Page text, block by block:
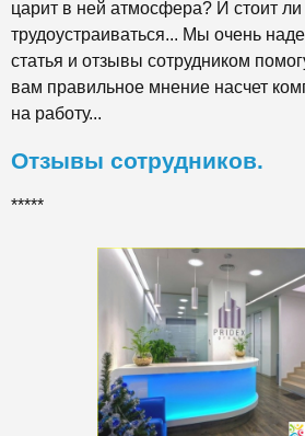
царит в ней атмосфера? И стоит ли
трудоустраиваться... Мы очень
статья и отзывы сотрудником
вам правильное мнение насчет
на работу...
Отзывы сотрудников.
*****